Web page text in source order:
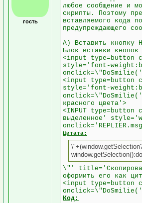
гость
любое сообщение и
скрипты. Поэтому
вставляемого кода
предупреждающего
А) Вставить кнопку
Блок вставки
<input type=button
style='font-
<input type=button
style='font-
onclick=\"DoSmilie('
красного цвета'>
<INPUT type=button
выделенное'
Цитата:
\"'
оформить его как
<input type=button
onclick=\"DoSmilie('
Код: